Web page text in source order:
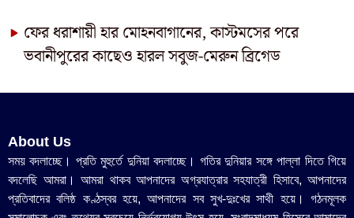
ফের ধরাশায়ী হার মোহনবাগানের, কাস্টমসের পরে
ভবানীপুরের কাছেও হারল সবুজ-মেরুন ব্রিগেড
About Us
সময় বদলাচ্ছে। প্রতি মুহুর্তে দুনিয়া বদলাচ্ছে। গতির দুনিয়ার সঙ্গে পাল্লা দিতে গিয়ে
বদলেছি আমরা। আমরা থাকব আপনাদের অগ্রযাত্রার সহযাত্রী হিসাবে, আপনাদের
প্রতিবাদের বলিষ্ঠ কণ্ঠস্বর হয়ে, আপনাদের সব সুখ-দুঃখের সাথী হয়ে। গঠনমূলক